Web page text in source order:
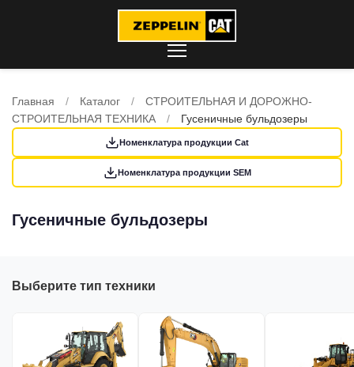
Главная / Каталог /
СТРОИТЕЛЬНАЯ И ДОРОЖНО-
СТРОИТЕЛЬНАЯ ТЕХНИКА
/ Гусеничные бульдозеры
Номенклатура продукции Cat
Номенклатура продукции SEM
Гусеничные бульдозеры
Выберите тип техники